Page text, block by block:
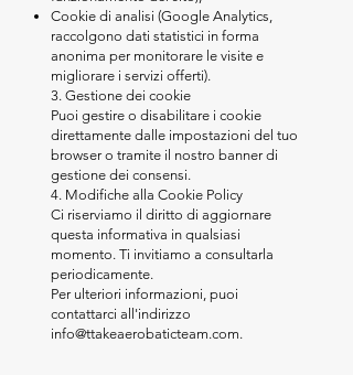
Cookie di analisi (Google Analytics,
raccolgono dati statistici in forma
anonima per monitorare le visite e
migliorare i servizi offerti).
3. Gestione dei cookie
Puoi gestire o disabilitare i cookie
direttamente dalle impostazioni del tuo
browser o tramite il nostro banner di
gestione dei consensi.
4. Modifiche alla Cookie Policy
Ci riserviamo il diritto di aggiornare
questa informativa in qualsiasi
momento. Ti invitiamo a consultarla
periodicamente.
Per ulteriori informazioni, puoi
contattarci all'indirizzo
info@ttakeaerobaticteam.com.